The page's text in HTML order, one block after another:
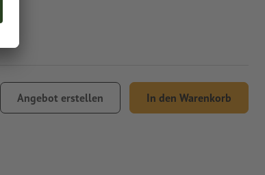
Angebot erstellen In den Warenkorb